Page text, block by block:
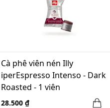
Cà phê viên nén Illy
iperEspresso Intenso - Dark
Roasted - 1 viên
28.500 ₫